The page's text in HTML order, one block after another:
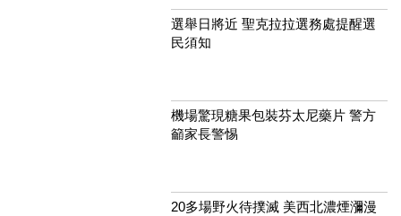
選舉日將近 聖克拉拉選務處提醒選
民須知
機場驚現糖果包裝芬太尼藥片 警方
籲家長警惕
20多場野火待撲滅 美西北濃煙瀰漫